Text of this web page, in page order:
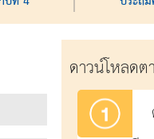
ดาวน์โหลดต